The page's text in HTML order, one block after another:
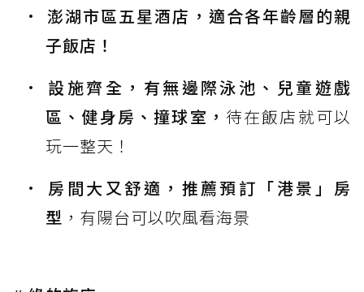
澎湖市區五星酒店，適合各年齡層的親
子飯店！
設施齊全，有無邊際泳池、兒童遊戲
區、健身房、撞球室， 待在飯店就可以
玩一整天！
房間大又舒適，推薦預訂「港景」房
型 ，有陽台可以吹風看海景